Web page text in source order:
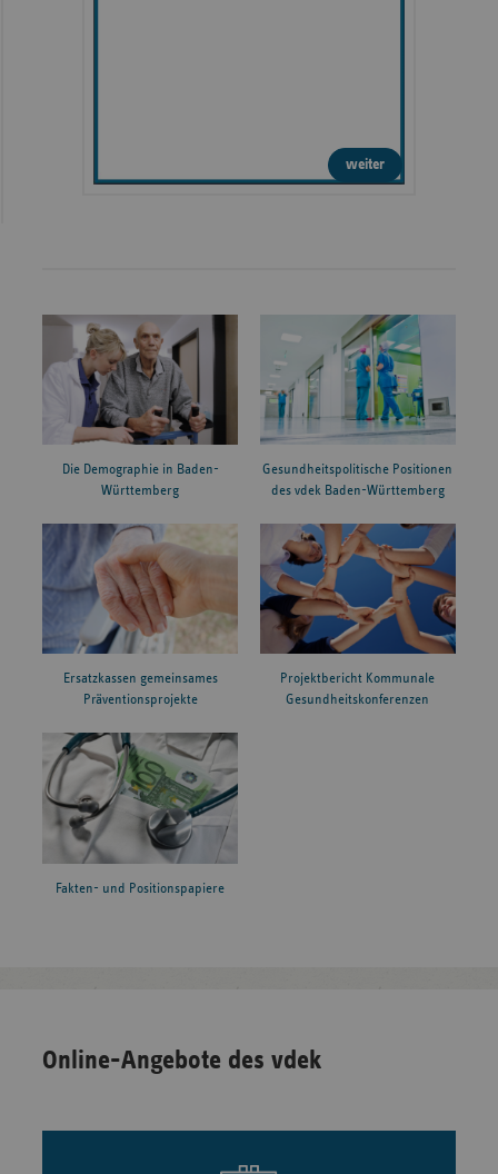
weiter
Die Demographie in Baden-
Württemberg
Gesundheitspolitische Positionen
des vdek Baden-Württemberg
Ersatzkassen gemeinsames
Präventionsprojekte
Projektbericht Kommunale
Gesundheitskonferenzen
Fakten- und Positionspapiere
Online-Angebote des vdek